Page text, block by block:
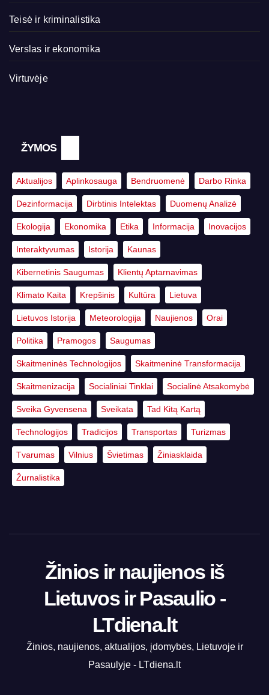
Teisė ir kriminalistika
Verslas ir ekonomika
Virtuvėje
ŽYMOS
Aktualijos Aplinkosauga Bendruomenė Darbo Rinka
Dezinformacija Dirbtinis Intelektas Duomenų Analizė
Ekologija Ekonomika Etika Informacija Inovacijos
Interaktyvumas Istorija Kaunas
Kibernetinis Saugumas Klientų Aptarnavimas
Klimato Kaita Krepšinis Kultūra Lietuva
Lietuvos Istorija Meteorologija Naujienos Orai
Politika Pramogos Saugumas
Skaitmeninės Technologijos Skaitmeninė Transformacija
Skaitmenizacija Socialiniai Tinklai Socialinė Atsakomybė
Sveika Gyvensena Sveikata Tad Kitą Kartą
Technologijos Tradicijos Transportas Turizmas
Tvarumas Vilnius Švietimas Žiniasklaida
Žurnalistika
Žinios ir naujienos iš
Lietuvos ir Pasaulio -
LTdiena.lt
Žinios, naujienos, aktualijos, įdomybės, Lietuvoje ir
Pasaulyje - LTdiena.lt